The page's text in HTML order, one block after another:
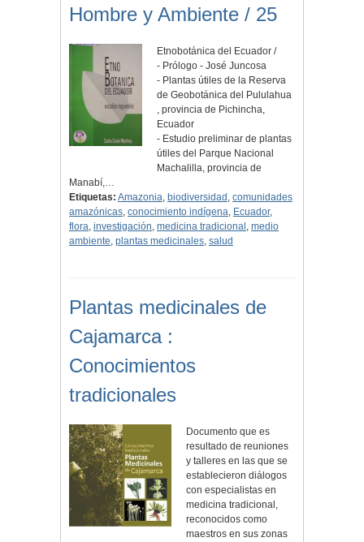
Hombre y Ambiente / 25
Etnobotánica del Ecuador /
- Prólogo - José Juncosa
- Plantas útiles de la Reserva
de Geobotánica del Pululahua
, provincia de Pichincha,
Ecuador
- Estudio preliminar de plantas
útiles del Parque Nacional
Machalilla, provincia de
Manabí,…
Etiquetas: Amazonia, biodiversidad , comunidades
amazónicas, conocimiento indígena, Ecuador,
flora, investigación, medicina tradicional , medio
ambiente, plantas medicinales, salud
Plantas medicinales de
Cajamarca :
Conocimientos
tradicionales
Documento que es
resultado de reuniones
y talleres en las que se
establecieron diálogos
con especialistas en
medicina tradicional,
reconocidos como
maestros en sus zonas